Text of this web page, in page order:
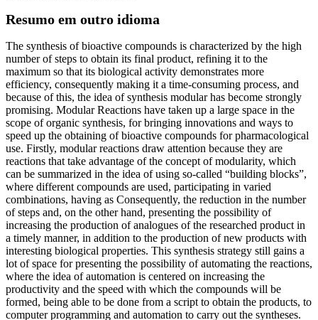
Resumo em outro idioma
The synthesis of bioactive compounds is characterized by the high
number of steps to obtain its final product, refining it to the
maximum so that its biological activity demonstrates more
efficiency, consequently making it a time-consuming process, and
because of this, the idea of synthesis modular has become strongly
promising. Modular Reactions have taken up a large space in the
scope of organic synthesis, for bringing innovations and ways to
speed up the obtaining of bioactive compounds for pharmacological
use. Firstly, modular reactions draw attention because they are
reactions that take advantage of the concept of modularity, which
can be summarized in the idea of using so-called “building blocks”,
where different compounds are used, participating in varied
combinations, having as Consequently, the reduction in the number
of steps and, on the other hand, presenting the possibility of
increasing the production of analogues of the researched product in
a timely manner, in addition to the production of new products with
interesting biological properties. This synthesis strategy still gains a
lot of space for presenting the possibility of automating the reactions,
where the idea of automation is centered on increasing the
productivity and the speed with which the compounds will be
formed, being able to be done from a script to obtain the products, to
computer programming and automation to carry out the syntheses.